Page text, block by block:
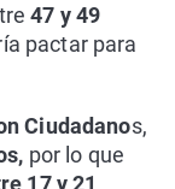
47 y 49
pactar para
Ciudadanos,
por lo que
17 y 21